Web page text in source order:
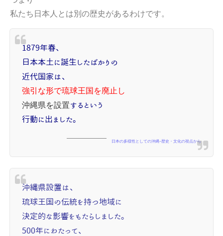
私たち日本人とは別の歴史があるわけです。
1879年春、
日本本土に誕生したばかりの
近代国家は、
強引な形で琉球王国を廃止し
沖縄県を設置するという
行動に出ました。
日本の多様性としての沖縄--歴史・文化の視点から
沖縄県設置は、
琉球王国の伝統を持つ地域に
決定的な影響をもたらしました。
500年にわたって、